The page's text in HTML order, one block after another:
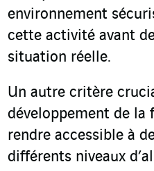
environnement
cette activité avant
situation réelle.
Un autre critère
développement de la
rendre accessible à
différents niveaux